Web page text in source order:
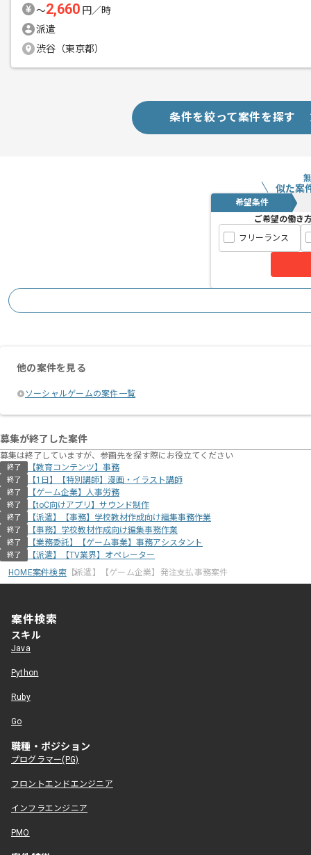
〜2,660 円／時
派遣
渋谷（東京都）
条件を絞って案件を探す
似た案
希望条件
ご希望の働き
フリーランス
他の案件を見る
ソーシャルゲームの案件一覧
募集が終了した案件
募集は終了していますが、参画先を探す際にお役立てください
終了 【教育コンテンツ】事務
終了 【1日】【特別講師】漫画・イラスト講師
終了 【ゲーム企業】人事労務
終了 【toC向けアプリ】サウンド制作
終了 【派遣】【事務】学校教材作成向け編集事務作業
終了 【事務】学校教材作成向け編集事務作業
終了 【業務委託】【ゲーム事業】事務アシスタント
終了
【派遣】【TV業界】オペレーター
HOME案件検索【派遣】【ゲーム企業】発注支払事務案件
案件検索
スキル
Java
Python
Ruby
Go
職種・ポジション
プログラマー(PG)
フロントエンドエンジニア
インフラエンジニア
PMO